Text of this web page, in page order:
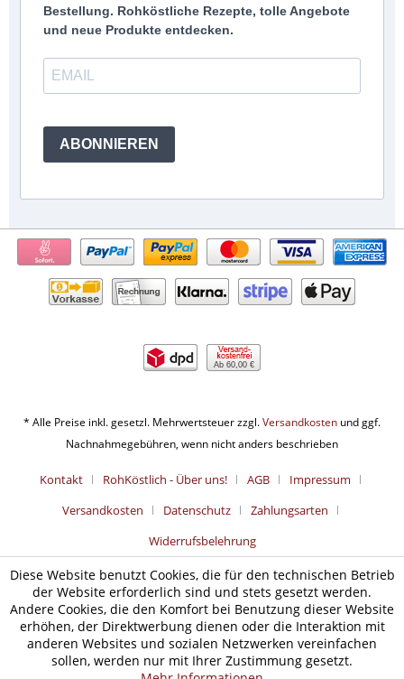
Bestellung. Rohköstliche Rezepte, tolle Angebote
und neue Produkte entdecken.
ABONNIEREN
Ab 60,00 €
* Alle Preise inkl. gesetzl. Mehrwertsteuer zzgl.Versandkosten und ggf.
Nachnahmegebühren, wenn nicht anders beschrieben
Kontakt RohKöstlich - Über uns! AGB
Impressum
Versandkosten
Datenschutz
Zahlungsarten
Widerrufsbelehrung
Diese Website benutzt Cookies, die für den technischen Betrieb
der Website erforderlich sind und stets gesetzt werden.
Andere Cookies, die den Komfort bei Benutzung dieser Website
erhöhen, der Direktwerbung dienen oder die Interaktion mit
anderen Websites und sozialen Netzwerken vereinfachen
sollen, werden nur mit Ihrer Zustimmung gesetzt.